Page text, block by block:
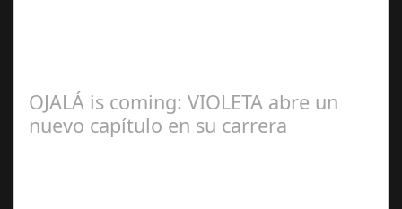
OJALÁ is coming: VIOLETA abre un
nuevo capítulo en su carrera